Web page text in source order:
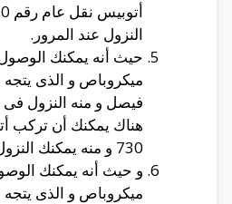
أتوبيس نقل عام رقم 730
النزول عند المرور.
حيث أنه يمكنك
ميكروباص و الذى يتجه
فيصل و منه النزول فى
هناك يمكنك أن تركب
730 و منه يمكنك
و حيث أنه يمكنك
ميكروباص و الذى يتجه